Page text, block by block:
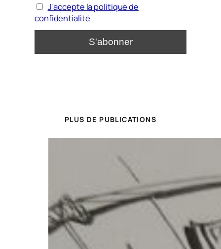
J'accepte la politique de
confidentialité
PLUS DE PUBLICATIONS